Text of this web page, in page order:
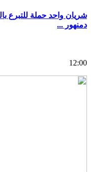
شريان واحد حملة للتبرع
دمنهور ...
12:00